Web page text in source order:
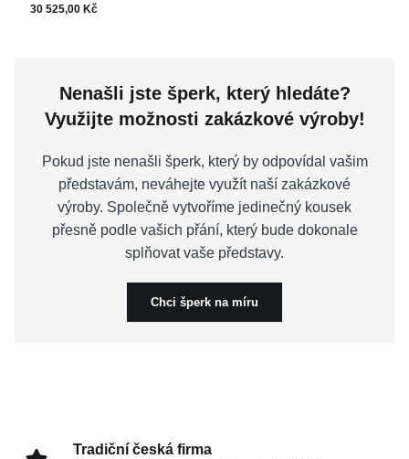
náramek ze žlutého
30 525,00 Kč
Nenašli jste šperk, který hledáte?
Využijte možnosti zakázkové výroby!
Pokud jste nenašli šperk, který by odpovídal vašim
představám, neváhejte využít naší zakázkové
výroby. Společně vytvoříme jedinečný kousek
přesně podle vašich přání, který bude dokonale
splňovat vaše představy.
Chci šperk na míru
Tradiční česká firma